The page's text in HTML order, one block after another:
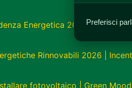
Preferisci
Energetica 2026: Unisciti
Rinnovabili 2026 |
fotovoltaico | Green